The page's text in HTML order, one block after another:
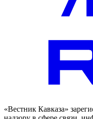
«Вестник Кавказа»